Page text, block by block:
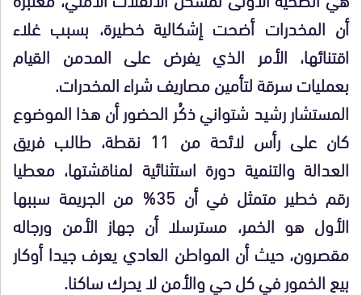
أن المخدرات أضحت إشكالية خطيرة، بسبب غلاء
اقتنائها، الأمر الذي يفرض على المدمن القيام
بعمليات سرقة لتأمين مصاريف شراء المخدرات.
المستشار رشيد شتواني ذكُر الحضور أن هذا الموضوع
كان على رأس لائحة من 11 نقطة، طالب فريق
العدالة والتنمية دورة استثنائية لمناقشتها، معطيا
رقم خطير متمثل في أن 35% من الجريمة سببها
الأول هو الخمر، مسترسلا أن جهاز الأمن ورجاله
مقصرون، حيث أن المواطن العادي يعرف جيدا أوكار
بيع الخمور في كل حي والأمن لا يحرك ساكنا.